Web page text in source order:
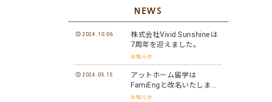
NEWS
2024.10.06
株式会社Vivid Sunshineは
7周年を迎えました。
お知らせ
2024.05.15
アットホーム留学は
FamiEngと改名いたしまし
た。
お知らせ